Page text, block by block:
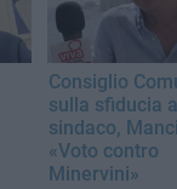
Consiglio
sulla sfiducia al
sindaco,
«Voto contro
Minervini»